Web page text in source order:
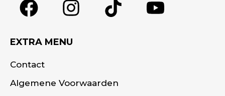
EXTRA MENU
Contact
Algemene Voorwaarden